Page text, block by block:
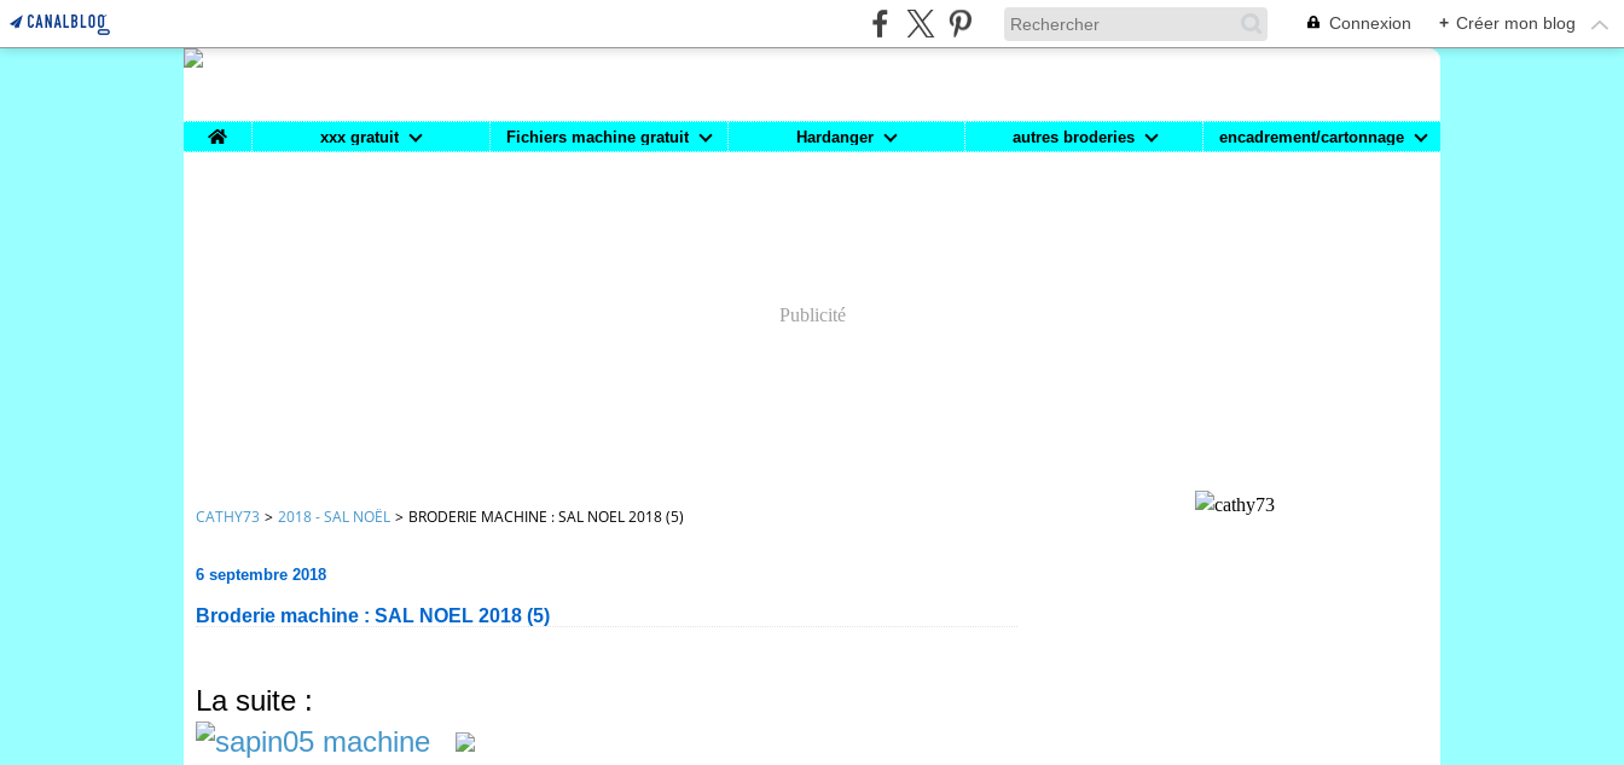
Connexion + Créer mon blog
Home xxx gratuit Fichiers machine gratuit Hardanger autres broderies encadrement/cartonnage
Publicité
CATHY73 > 2018 - SAL NOËL > BRODERIE MACHINE : SAL NOEL 2018 (5)
6 septembre 2018
Broderie machine : SAL NOEL 2018 (5)
La suite :